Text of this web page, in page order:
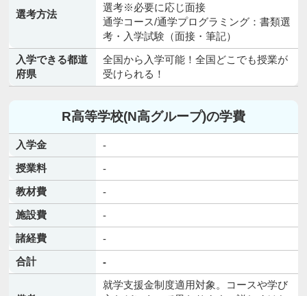
選考方法
選考※必要に応じ面接
通学コース/通学プログラミング：書類選
考・入学試験（面接・筆記）
入学できる都道
府県
全国から入学可能！全国どこでも授業が
受けられる！
R高等学校(N高グループ)の学費
入学金
-
授業料
-
教材費
-
施設費
-
諸経費
-
合計
-
就学支援金制度適用対象。コースや学び